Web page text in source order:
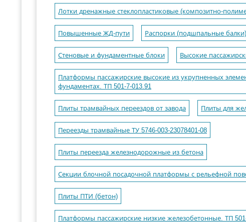
Лотки дренажные стеклопластиковые (композитно-
Повышенные ЖД-пути Распорки (подшпальные балки)
Стеновые и фундаментные блоки Высокие
Платформы пассажирские высокие из укрупненных
фундаментах. ТП 501-7-013.91
Плиты трамвайных переездов от завода Плиты для
Переезды трамвайные ТУ 5746-003-23078401-08
Плиты переезда железнодорожные из бетона
Секции блочной посадочной платформы с рельефной
Плиты ПТИ (бетон)
Платформы пассажирские низкие железобетонные. ТП